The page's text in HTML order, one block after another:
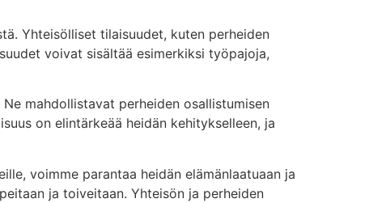
Yhteisölliset tilaisuudet, kuten perheiden
voivat sisältää esimerkiksi työpajoja,
mahdollistavat perheiden osallistumisen
on elintärkeää heidän kehitykselleen, ja
voimme parantaa heidän elämänlaatuaan ja
ja toiveitaan. Yhteisön ja perheiden